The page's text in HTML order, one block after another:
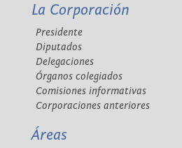
La Corporación
Presidente
Diputados
Delegaciones
Órganos colegiados
Comisiones informativas
Corporaciones anteriores
Áreas